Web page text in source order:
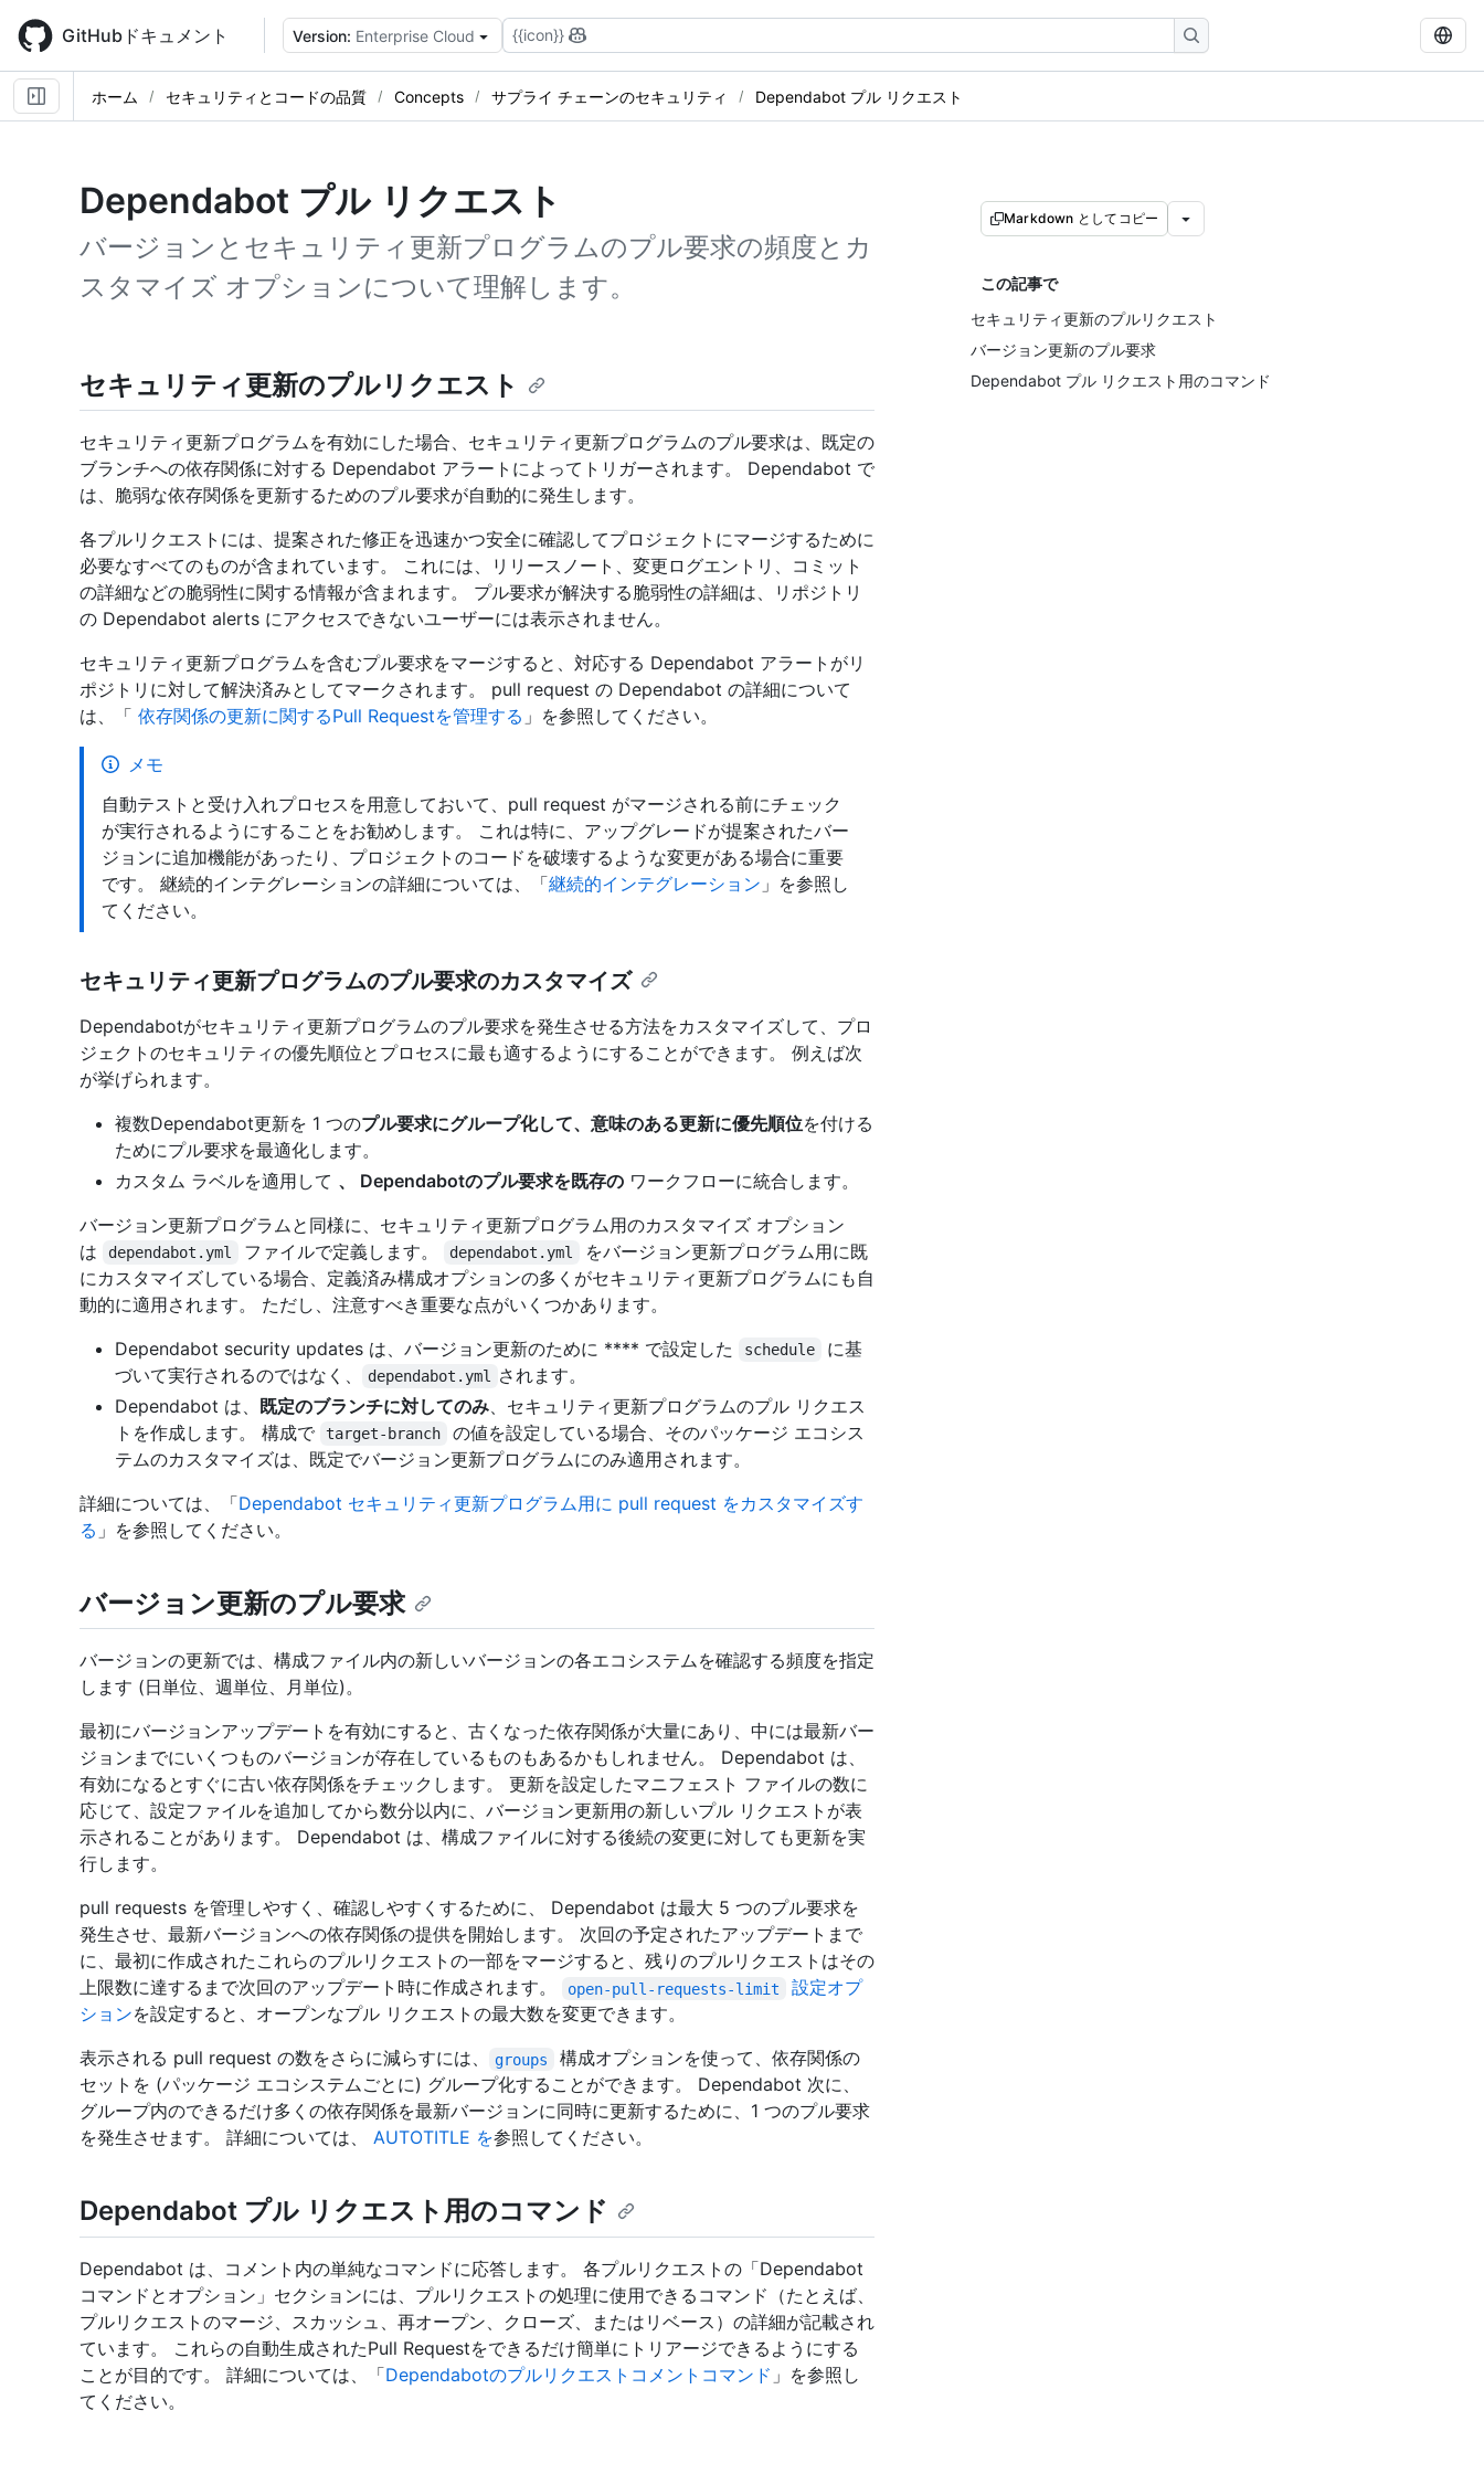
main
content
GitHubドキュメント Version: Enterprise Cloud {{icon}}
ホーム セキュリティとコードの品質 Concepts サプライ チェーンのセキュリティ Dependabot プル リクエスト
Dependabot プル リクエスト
バージョンとセキュリティ更新プログラムのプル要求の頻度とカ
スタマイズ オプションについて理解します。
Markdown としてコピー
この記事で
セキュリティ更新のプルリクエスト
バージョン更新のプル要求
Dependabot プル リクエスト用のコマンド
セキュリティ更新のプルリクエスト
セキュリティ更新プログラムを有効にした場合、セキュリティ更新プログラムのプル要求は、既定の
ブランチへの依存関係に対する Dependabot アラートによってトリガーされます。 Dependabot で
は、脆弱な依存関係を更新するためのプル要求が自動的に発生します。
各プルリクエストには、提案された修正を迅速かつ安全に確認してプロジェクトにマージするために
必要なすべてのものが含まれています。 これには、リリースノート、変更ログエントリ、コミット
の詳細などの脆弱性に関する情報が含まれます。 プル要求が解決する脆弱性の詳細は、リポジトリ
の Dependabot alerts にアクセスできないユーザーには表示されません。
セキュリティ更新プログラムを含むプル要求をマージすると、対応する Dependabot アラートがリ
ポジトリに対して解決済みとしてマークされます。 pull request の Dependabot の詳細について
は、「 依存関係の更新に関するPull Requestを管理する 」を参照してください。
メモ
自動テストと受け入れプロセスを用意しておいて、pull request がマージされる前にチェック
が実行されるようにすることをお勧めします。 これは特に、アップグレードが提案されたバー
ジョンに追加機能があったり、プロジェクトのコードを破壊するような変更がある場合に重要
です。 継続的インテグレーションの詳細については、「継続的インテグレーション 」を参照し
てください。
セキュリティ更新プログラムのプル要求のカスタマイズ
Dependabotがセキュリティ更新プログラムのプル要求を発生させる方法をカスタマイズして、プロ
ジェクトのセキュリティの優先順位とプロセスに最も適するようにすることができます。 例えば次
が挙げられます。
複数Dependabot更新を 1 つのプル要求にグループ化して、意味のある更新に優先順位を付ける
ためにプル要求を最適化します。
カスタム ラベルを適用して 、 Dependabotのプル要求を既存の ワークフローに統合します。
バージョン更新プログラムと同様に、セキュリティ更新プログラム用のカスタマイズ オプション
は
dependabot.yml ファイルで定義します。 dependabot.yml
をバージョン更新プログラム用に既
にカスタマイズしている場合、定義済み構成オプションの多くがセキュリティ更新プログラムにも自
動的に適用されます。 ただし、注意すべき重要な点がいくつかあります。
Dependabot security updates は、バージョン更新のために **** で設定した
schedule
に基
づいて実行されるのではなく、
dependabot.yml
されます。
Dependabot は、 既定のブランチに対してのみ、セキュリティ更新プログラムのプル リクエス
トを作成します。 構成で
target-branch
の値を設定している場合、そのパッケージ エコシス
テムのカスタマイズは、既定でバージョン更新プログラムにのみ適用されます。
詳細については、「Dependabot セキュリティ更新プログラム用に pull request をカスタマイズす
る 」を参照してください。
バージョン更新のプル要求
バージョンの更新では、構成ファイル内の新しいバージョンの各エコシステムを確認する頻度を指定
します (日単位、週単位、月単位)。
最初にバージョンアップデートを有効にすると、古くなった依存関係が大量にあり、中には最新バー
ジョンまでにいくつものバージョンが存在しているものもあるかもしれません。 Dependabot は、
有効になるとすぐに古い依存関係をチェックします。 更新を設定したマニフェスト ファイルの数に
応じて、設定ファイルを追加してから数分以内に、バージョン更新用の新しいプル リクエストが表
示されることがあります。 Dependabot は、構成ファイルに対する後続の変更に対しても更新を実
行します。
pull requests を管理しやすく、確認しやすくするために、 Dependabot は最大 5 つのプル要求を
発生させ、最新バージョンへの依存関係の提供を開始します。 次回の予定されたアップデートまで
に、最初に作成されたこれらのプルリクエストの一部をマージすると、残りのプルリクエストはその
上限数に達するまで次回のアップデート時に作成されます。
open-pull-requests-limit
設定オプ
ションを設定すると、オープンなプル リクエストの最大数を変更できます。
表示される pull request の数をさらに減らすには、
groups
構成オプションを使って、依存関係の
セットを (パッケージ エコシステムごとに) グループ化することができます。 Dependabot 次に、
グループ内のできるだけ多くの依存関係を最新バージョンに同時に更新するために、1 つのプル要求
を発生させます。 詳細については、 AUTOTITLE を参照してください。
Dependabot プル リクエスト用のコマンド
Dependabot は、コメント内の単純なコマンドに応答します。 各プルリクエストの「Dependabot
コマンドとオプション」セクションには、プルリクエストの処理に使用できるコマンド（たとえば、
プルリクエストのマージ、スカッシュ、再オープン、クローズ、またはリベース）の詳細が記載され
ています。 これらの自動生成されたPull Requestをできるだけ簡単にトリアージできるようにする
ことが目的です。 詳細については、「Dependabotのプルリクエストコメントコマンド 」を参照し
てください。